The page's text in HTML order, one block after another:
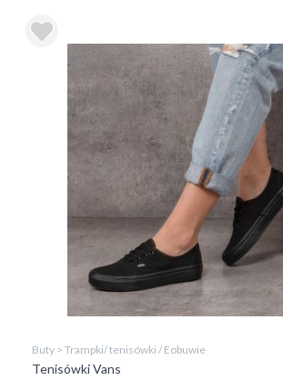
Buty > Trampki/ tenisówki / Eobuwie
Tenisówki Vans